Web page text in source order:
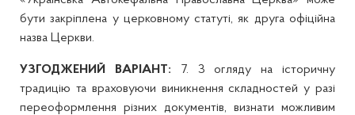
бути закріплена у церковному статуті, як друга офіційна
назва Церкви.
УЗГОДЖЕНИЙ ВАРІАНТ: 7. З огляду на історичну
традицію та враховуючи виникнення складностей у разі
переоформлення різних документів, визнати можливим